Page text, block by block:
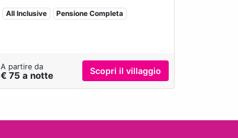
All Inclusive Pensione Completa
A partire da
€ 75 a notte Scopri il villaggio